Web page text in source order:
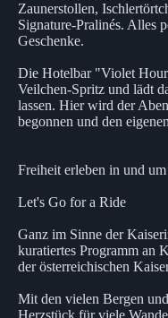
Zaunerstollen,
Signature-Pralinés. Alles
Geschenke.
Die Hotelbar "Violet
Veilchen-Spritz und lädt
lassen. Hier wird der
begonnen und den
Freiheit erleben in und
Let's Go for a Ride
Ganz im Sinne der
kuratiertes Programm an
der österreichischen
Mit den vielen Bergen
Herzstück für viele